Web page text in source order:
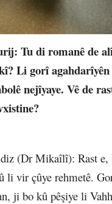
: Tu di romanê de
Li gorî
nejîyaye. Vê de
(Dr Mikaîlî): Rast
li vir çûye rehmetê.
ji bo kû pêşiye li